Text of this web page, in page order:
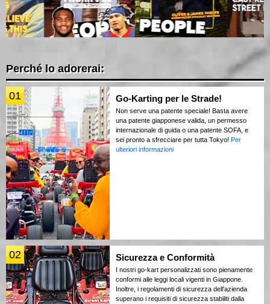
Perché lo adorerai:
01 Go-Karting per le Strade!
Non serve una patente speciale! Basta avere
una patente giapponese valida, un permesso
internazionale di guida o una patente SOFA, e
sei pronto a sfrecciare per tutta Tokyo! Per
ulteriori informazioni
02 Sicurezza e Conformità
I nostri go-kart personalizzati sono pienamente
conformi alle leggi locali vigenti in Giappone.
Inoltre, i regolamenti di sicurezza dell'azienda
superano i requisiti di sicurezza stabiliti dalla